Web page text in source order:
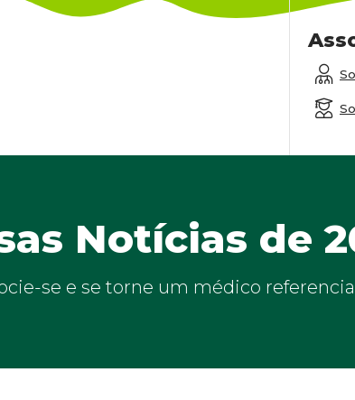
Notícias de
se e se torne um médico